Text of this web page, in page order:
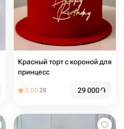
Красный торт с короной для
принцесс
5.0028 29 000֏